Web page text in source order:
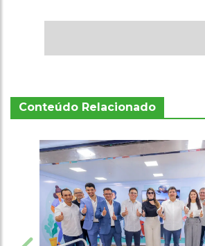
Conteúdo Relacionado